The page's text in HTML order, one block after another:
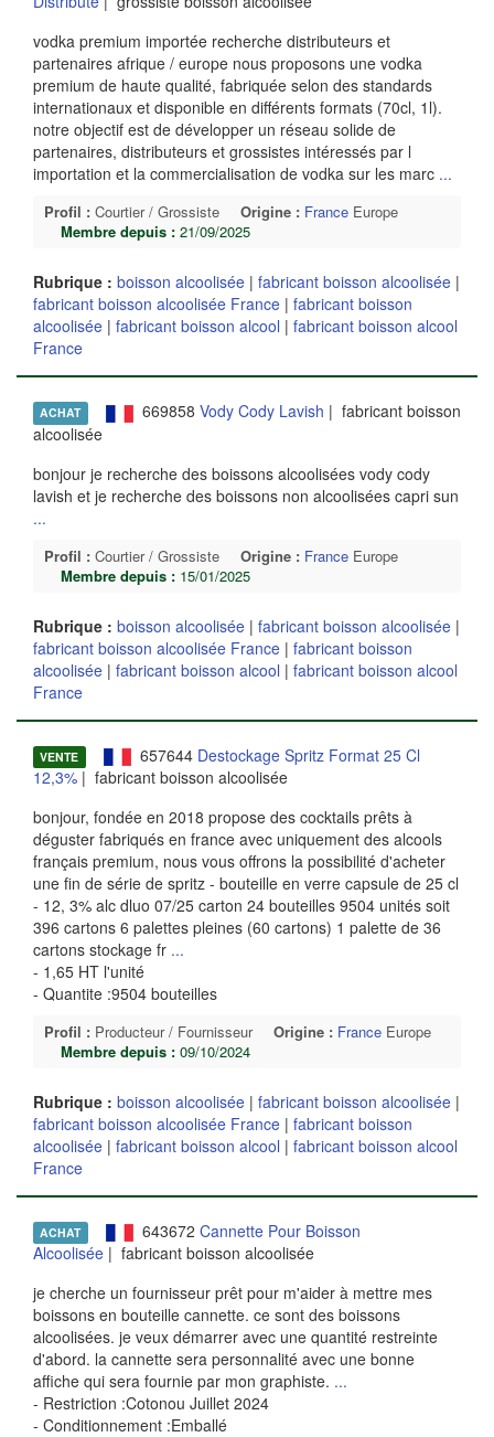
vodka premium importée recherche distributeurs et
partenaires afrique / europe nous proposons une vodka
premium de haute qualité, fabriquée selon des standards
internationaux et disponible en différents formats (70cl, 1l).
notre objectif est de développer un réseau solide de
partenaires, distributeurs et grossistes intéressés par l
importation et la commercialisation de vodka sur les marc ...
Profil : Courtier / Grossiste Origine : France Europe
Membre depuis : 21/09/2025
Rubrique : boisson alcoolisée | fabricant boisson alcoolisée |
fabricant boisson alcoolisée France | fabricant boisson
alcoolisée | fabricant boisson alcool | fabricant boisson alcool
France
ACHAT 669858 Vody Cody Lavish | fabricant boisson
alcoolisée
bonjour je recherche des boissons alcoolisées vody cody
lavish et je recherche des boissons non alcoolisées capri sun
...
Profil : Courtier / Grossiste Origine : France Europe
Membre depuis : 15/01/2025
Rubrique : boisson alcoolisée | fabricant boisson alcoolisée |
fabricant boisson alcoolisée France | fabricant boisson
alcoolisée | fabricant boisson alcool | fabricant boisson alcool
France
VENTE 657644 Destockage Spritz Format 25 Cl
12,3% | fabricant boisson alcoolisée
bonjour, fondée en 2018 propose des cocktails prêts à
déguster fabriqués en france avec uniquement des alcools
français premium, nous vous offrons la possibilité d'acheter
une fin de série de spritz - bouteille en verre capsule de 25 cl
- 12, 3% alc dluo 07/25 carton 24 bouteilles 9504 unités soit
396 cartons 6 palettes pleines (60 cartons) 1 palette de 36
cartons stockage fr ...
- 1,65 HT l'unité
- Quantite :9504 bouteilles
Profil : Producteur / Fournisseur Origine : France Europe
Membre depuis : 09/10/2024
Rubrique : boisson alcoolisée | fabricant boisson alcoolisée |
fabricant boisson alcoolisée France | fabricant boisson
alcoolisée | fabricant boisson alcool | fabricant boisson alcool
France
ACHAT 643672 Cannette Pour Boisson
Alcoolisée | fabricant boisson alcoolisée
je cherche un fournisseur prêt pour m'aider à mettre mes
boissons en bouteille cannette. ce sont des boissons
alcoolisées. je veux démarrer avec une quantité restreinte
d'abord. la cannette sera personnalité avec une bonne
affiche qui sera fournie par mon graphiste. ...
- Restriction :Cotonou Juillet 2024
- Conditionnement :Emballé